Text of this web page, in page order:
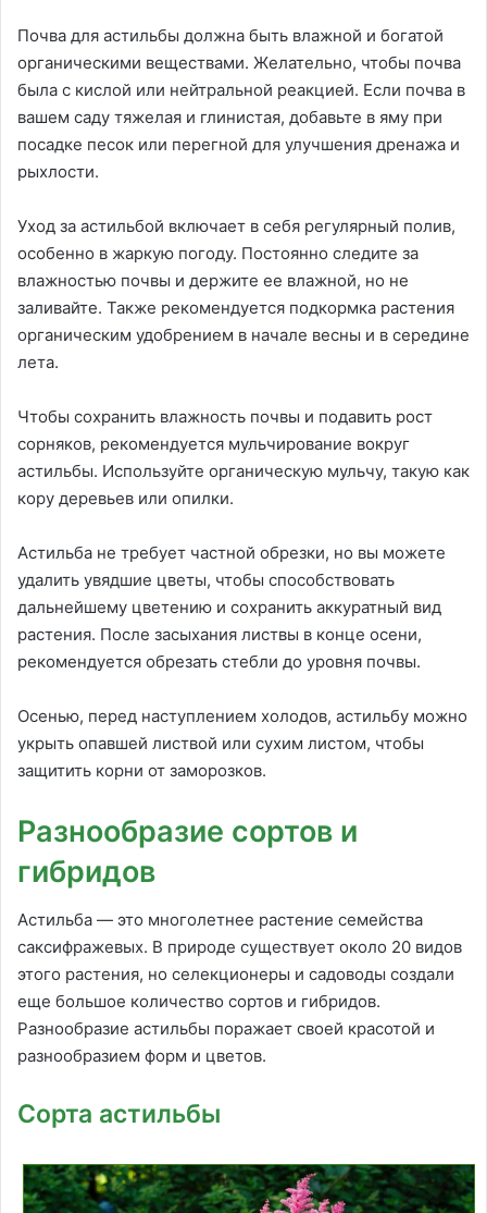
Почва для астильбы должна быть влажной и богатой
органическими веществами. Желательно, чтобы почва
была с кислой или нейтральной реакцией. Если почва в
вашем саду тяжелая и глинистая, добавьте в яму при
посадке песок или перегной для улучшения дренажа и
рыхлости.
Уход за астильбой включает в себя регулярный полив,
особенно в жаркую погоду. Постоянно следите за
влажностью почвы и держите ее влажной, но не
заливайте. Также рекомендуется подкормка растения
органическим удобрением в начале весны и в середине
лета.
Чтобы сохранить влажность почвы и подавить рост
сорняков, рекомендуется мульчирование вокруг
астильбы. Используйте органическую мульчу, такую как
кору деревьев или опилки.
Астильба не требует частной обрезки, но вы можете
удалить увядшие цветы, чтобы способствовать
дальнейшему цветению и сохранить аккуратный вид
растения. После засыхания листвы в конце осени,
рекомендуется обрезать стебли до уровня почвы.
Осенью, перед наступлением холодов, астильбу можно
укрыть опавшей листвой или сухим листом, чтобы
защитить корни от заморозков.
Разнообразие сортов и
гибридов
Астильба — это многолетнее растение семейства
саксифражевых. В природе существует около 20 видов
этого растения, но селекционеры и садоводы создали
еще большое количество сортов и гибридов.
Разнообразие астильбы поражает своей красотой и
разнообразием форм и цветов.
Сорта астильбы